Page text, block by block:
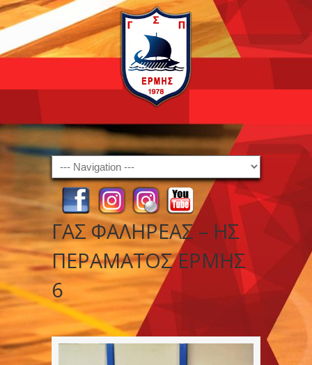
Navigation
ΓΑΣ ΦΑΛΗΡΕΑΣ – ΗΣ
ΠΕΡΑΜΑΤΟΣ ΕΡΜΗΣ
6